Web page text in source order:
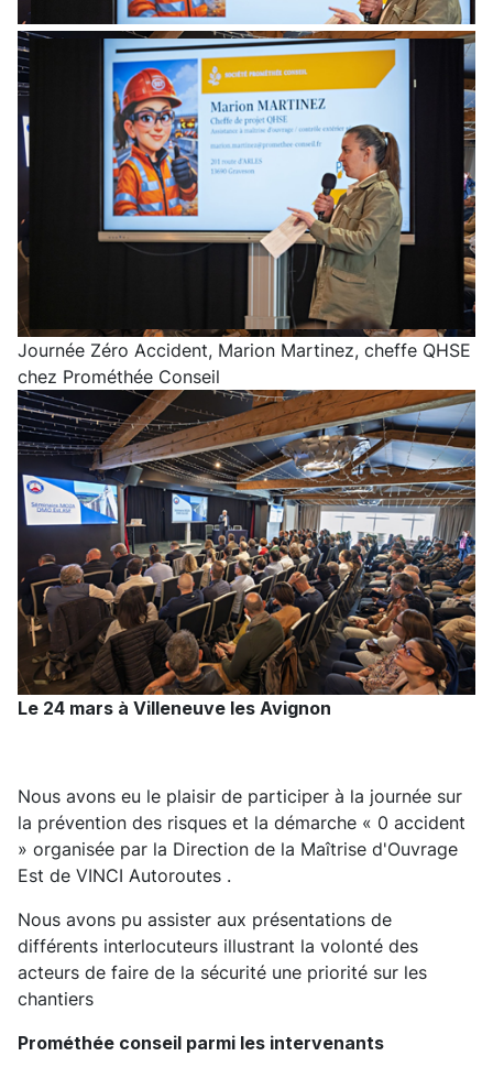
Journée Zéro Accident, Marion Martinez, cheffe QHSE
chez Prométhée Conseil
Le 24 mars à Villeneuve les Avignon
Nous avons eu le plaisir de participer à la journée sur
la prévention des risques et la démarche « 0 accident
» organisée par la Direction de la Maîtrise d'Ouvrage
Est de VINCI Autoroutes .
Nous avons pu assister aux présentations de
différents interlocuteurs illustrant la volonté des
acteurs de faire de la sécurité une priorité sur les
chantiers
Prométhée conseil parmi les intervenants